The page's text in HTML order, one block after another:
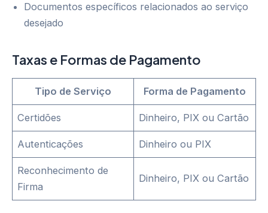
Documentos específicos relacionados ao serviço
desejado
Taxas e Formas de Pagamento
Tipo de Serviço Forma de Pagamento
Certidões Dinheiro, PIX ou Cartão
Autenticações Dinheiro ou PIX
Reconhecimento de
Firma
Dinheiro, PIX ou Cartão